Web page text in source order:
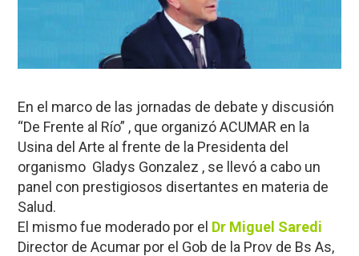
En el marco de las jornadas de debate y discusión
“De Frente al Río” , que organizó ACUMAR en la
Usina del Arte al frente de la Presidenta del
organismo Gladys Gonzalez , se llevó a cabo un
panel con prestigiosos disertantes en materia de
Salud.
El mismo fue moderado por el Dr Miguel Saredi
Director de Acumar por el Gob de la Prov de Bs As,